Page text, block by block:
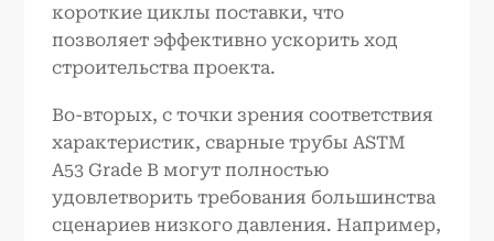
короткие циклы поставки, что
позволяет эффективно ускорить ход
строительства проекта.
Во-вторых, с точки зрения соответствия
характеристик, сварные трубы ASTM
A53 Grade B могут полностью
удовлетворить требования большинства
сценариев низкого давления. Например,